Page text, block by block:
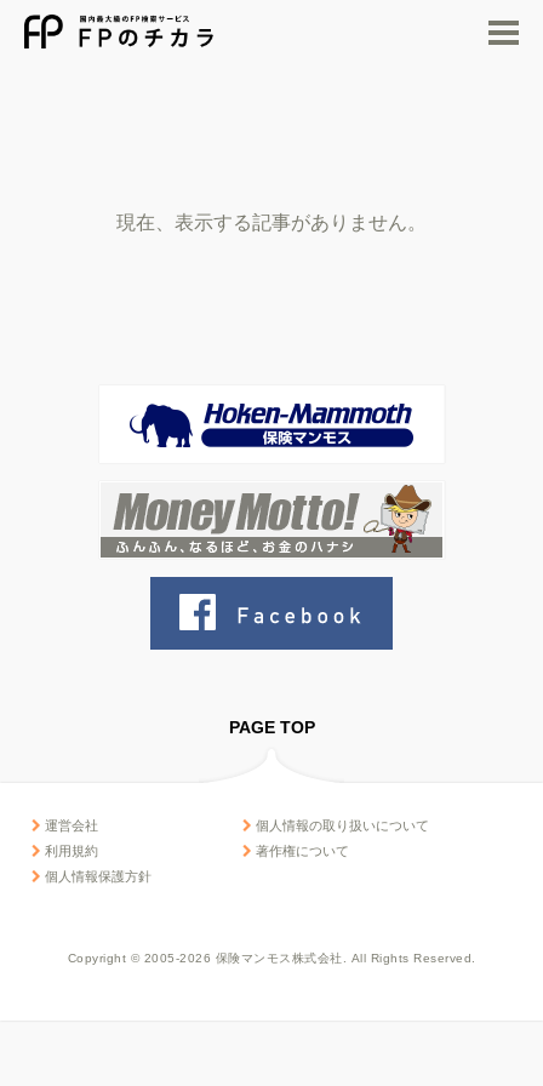
現在、表示する記事がありません。
PAGE TOP
運営会社
利用規約
個人情報保護方針
個人情報の取り扱いについて
著作権について
Copyright © 2005-2026 保険マンモス株式会社. All Rights Reserved.